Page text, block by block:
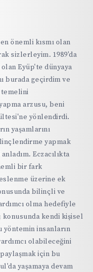
önemli kısmı olan
sizlerleyim. 1989'da
Eyüp'te dünyaya
burada geçirdim ve
temelini
arzusu, beni
yönlendirdi.
yaşamlarını
yapmak
Eczacılıkta
bir fark
üzerine ek
bilinçli ve
olma hedefiyle
kendi kişisel
yöntemin insanların
olabileceğini
için bu
yaşamaya devam